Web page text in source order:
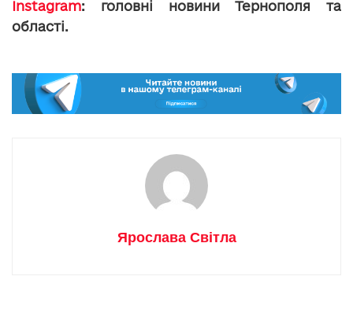
Instagram: головні новини Тернополя та
області.
Ярослава Світла